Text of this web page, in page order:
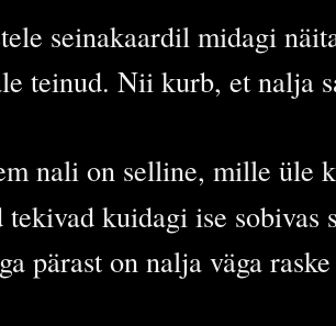
seinakaardil midagi
teinud. Nii kurb, et nalja
nali on selline, mille üle
kuidagi ise sobivas
pärast on nalja väga